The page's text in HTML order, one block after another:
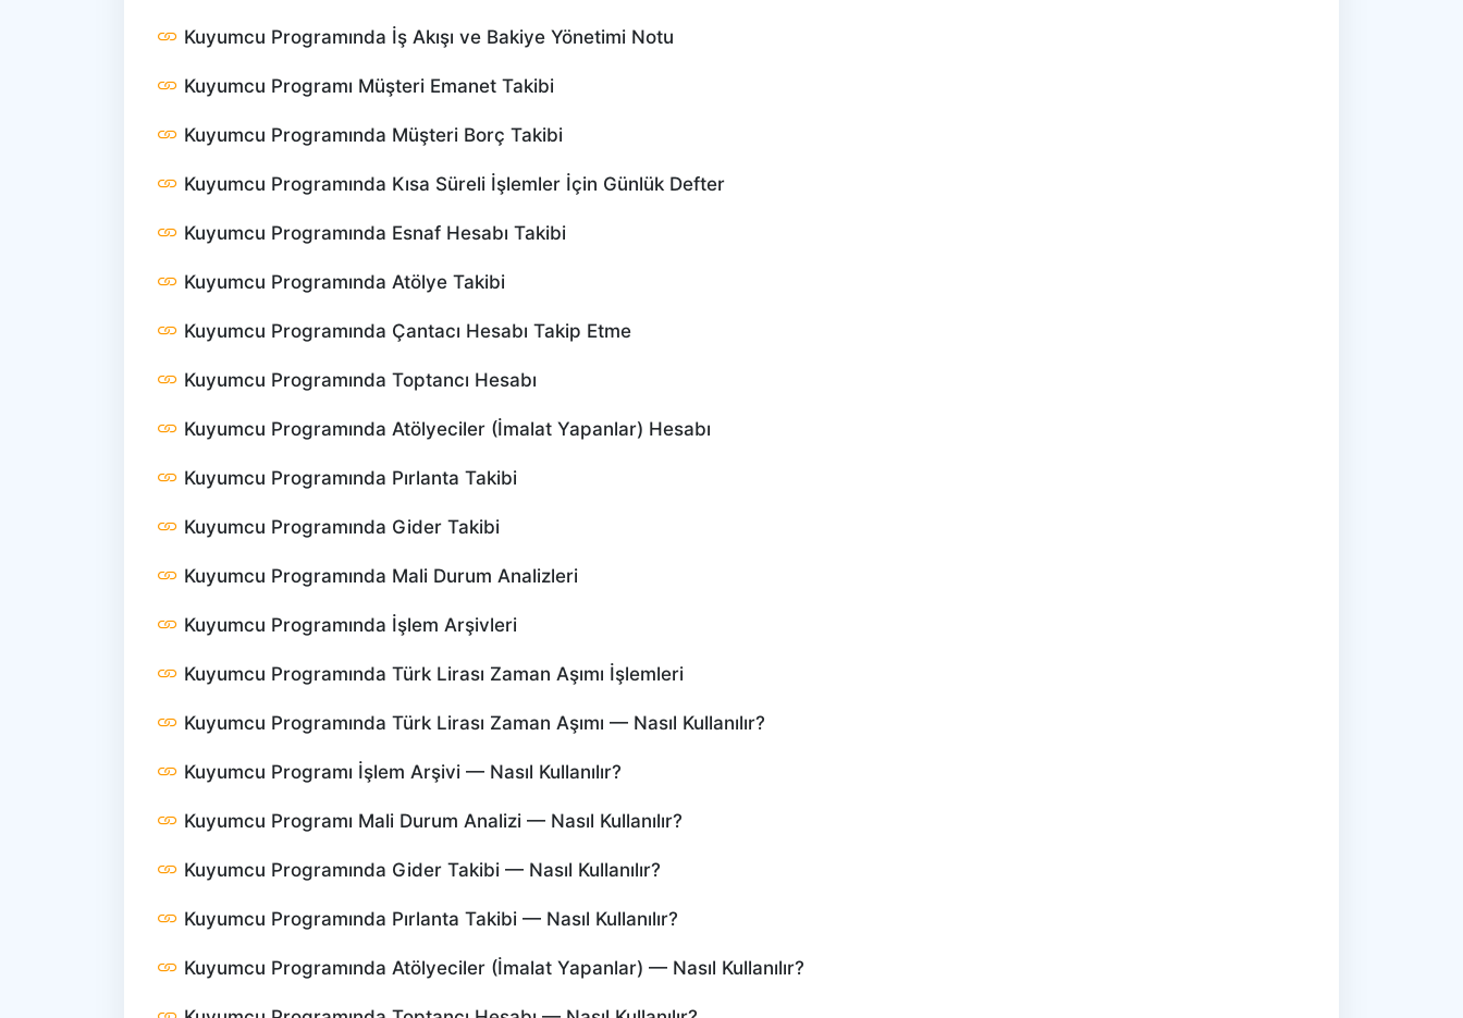
Kuyumcu Programında İş Akışı ve Bakiye Yönetimi Notu
Kuyumcu Programı Müşteri Emanet Takibi
Kuyumcu Programında Müşteri Borç Takibi
Kuyumcu Programında Kısa Süreli İşlemler İçin Günlük Defter
Kuyumcu Programında Esnaf Hesabı Takibi
Kuyumcu Programında Atölye Takibi
Kuyumcu Programında Çantacı Hesabı Takip Etme
Kuyumcu Programında Toptancı Hesabı
Kuyumcu Programında Atölyeciler (İmalat Yapanlar) Hesabı
Kuyumcu Programında Pırlanta Takibi
Kuyumcu Programında Gider Takibi
Kuyumcu Programında Mali Durum Analizleri
Kuyumcu Programında İşlem Arşivleri
Kuyumcu Programında Türk Lirası Zaman Aşımı İşlemleri
Kuyumcu Programında Türk Lirası Zaman Aşımı — Nasıl Kullanılır?
Kuyumcu Programı İşlem Arşivi — Nasıl Kullanılır?
Kuyumcu Programı Mali Durum Analizi — Nasıl Kullanılır?
Kuyumcu Programında Gider Takibi — Nasıl Kullanılır?
Kuyumcu Programında Pırlanta Takibi — Nasıl Kullanılır?
Kuyumcu Programında Atölyeciler (İmalat Yapanlar) — Nasıl Kullanılır?